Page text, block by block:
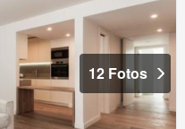
12 Fotos